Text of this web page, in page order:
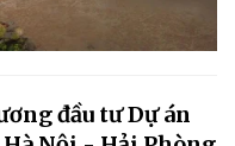
đầu tư Dự án